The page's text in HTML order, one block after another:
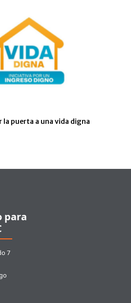
la puerta a una vida digna
para
7